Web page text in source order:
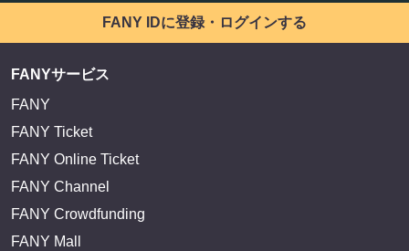
FANY IDに登録・ログインする
FANYサービス
FANY
FANY Ticket
FANY Online Ticket
FANY Channel
FANY Crowdfunding
FANY Mall